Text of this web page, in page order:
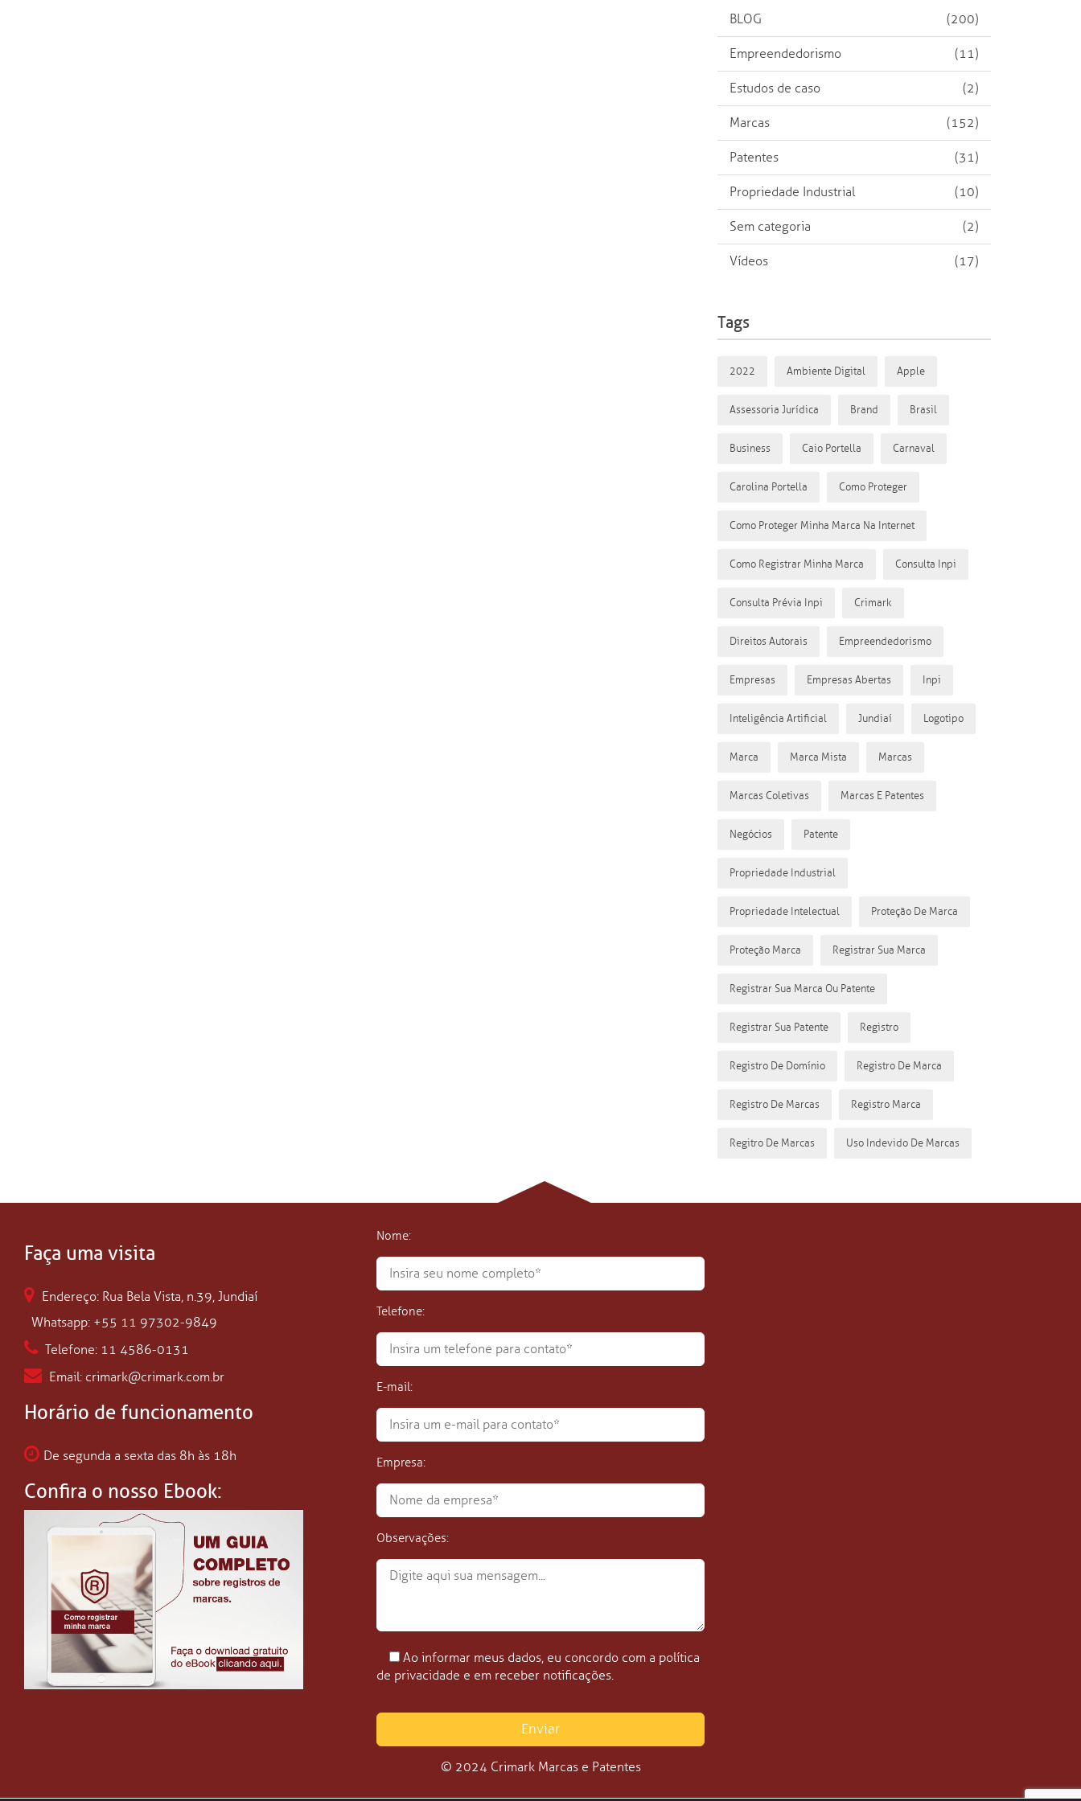
BLOG (200)
Empreendedorismo (11)
Estudos de caso (2)
Marcas (152)
Patentes (31)
Propriedade Industrial (10)
Sem categoria (2)
Vídeos (17)
Tags
2022 Ambiente Digital Apple
Assessoria Jurídica Brand Brasil
Business Caio Portella Carnaval
Carolina Portella Como Proteger
Como Proteger Minha Marca Na Internet
Como Registrar Minha Marca Consulta Inpi
Consulta Prévia Inpi Crimark
Direitos Autorais Empreendedorismo
Empresas Empresas Abertas Inpi
Inteligência Artificial Jundiaí Logotipo
Marca Marca Mista Marcas
Marcas Coletivas Marcas E Patentes
Negócios Patente
Propriedade Industrial
Propriedade Intelectual Proteção De Marca
Proteção Marca Registrar Sua Marca
Registrar Sua Marca Ou Patente
Registrar Sua Patente Registro
Registro De Domínio Registro De Marca
Registro De Marcas Registro Marca
Regitro De Marcas Uso Indevido De Marcas
Faça uma visita
Endereço: Rua Bela Vista, n.39, Jundiaí
Whatsapp: +55 11 97302-9849
Telefone: 11 4586-0131
Email: crimark@crimark.com.br
Horário de funcionamento
De segunda a sexta das 8h às 18h
Confira o nosso Ebook:
Nome:
Telefone:
E-mail:
Empresa:
Observações:
Ao informar meus dados, eu concordo com a política
de privacidade e em receber notificações.
© 2024 Crimark Marcas e Patentes